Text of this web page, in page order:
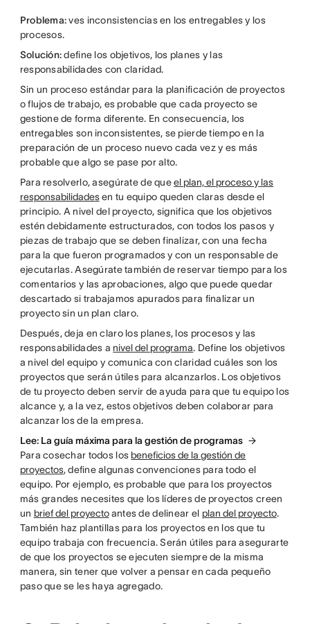
Problema:ves inconsistencias en los entregables y los
procesos.
Solución:define los objetivos, los planes y las
responsabilidades con claridad.
Sin un proceso estándar para la planificación de proyectos
o flujos de trabajo, es probable que cada proyecto se
gestione de forma diferente. En consecuencia, los
entregables son inconsistentes, se pierde tiempo en la
preparación de un proceso nuevo cada vez y es más
probable que algo se pase por alto.
Para resolverlo, asegúrate de queel plan, el proceso y las
responsabilidadesen tu equipo queden claras desde el
principio. A nivel del proyecto, significa que los objetivos
estén debidamente estructurados, con todos los pasos y
piezas de trabajo que se deben finalizar, con una fecha
para la que fueron programados y con un responsable de
ejecutarlas. Asegúrate también de reservar tiempo para los
comentarios y las aprobaciones, algo que puede quedar
descartado si trabajamos apurados para finalizar un
proyecto sin un plan claro.
Después, deja en claro los planes, los procesos y las
responsabilidades a nivel del programa. Define los objetivos
a nivel del equipo y comunica con claridad cuáles son los
proyectos que serán útiles para alcanzarlos. Los objetivos
de tu proyecto deben servir de ayuda para que tu equipo los
alcance y, a la vez, estos objetivos deben colaborar para
alcanzar los de la empresa.
Lee: La guía máxima para la gestión de programas
Para cosechar todos los beneficios de la gestión de
proyectos, define algunas convenciones para todo el
equipo. Por ejemplo, es probable que para los proyectos
más grandes necesites que los líderes de proyectos creen
un brief del proyectoantes de delinear el plan del proyecto.
También haz plantillas para los proyectos en los que tu
equipo trabaja con frecuencia. Serán útiles para asegurarte
de que los proyectos se ejecuten siempre de la misma
manera, sin tener que volver a pensar en cada pequeño
paso que se les haya agregado.